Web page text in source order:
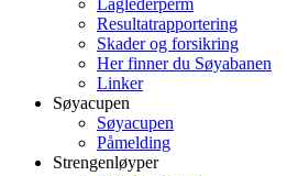
Laglederperm
Resultatrapportering
Skader og forsikring
Her finner du Søyabanen
Linker
Søyacupen
Søyacupen
Påmelding
Strengenløyper